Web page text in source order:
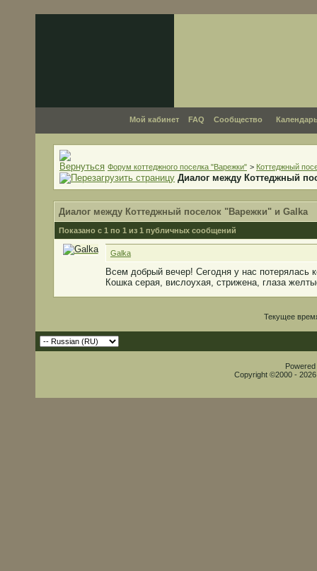
Мой кабинет FAQ Сообщество
Форум коттеджного поселка "Варежки" > Коттеджный
Диалог между Коттеджный
Диалог между Коттеджный поселок "Варежки" и Galka
Показано с 1 по 1 из 1 публичных сообщений
Galka
Всем добрый вечер! Сегодня у нас
Кошка серая, вислоухая, стрижена, глаза
Текущее
Copyright ©2000 -